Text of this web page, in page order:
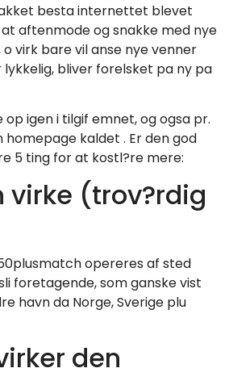
besta internettet blevet
aftenmode og snakke med nye
virk bare vil anse nye venner
bliver forelsket pa ny pa
op igen i tilgif emnet, og ogsa pr.
homepage kaldet . Er den god
5 ting for at kostl?re mere:
virke (trov?rdig
opereres af sted
foretagende, som ganske vist
havn da Norge, Sverige plu
den